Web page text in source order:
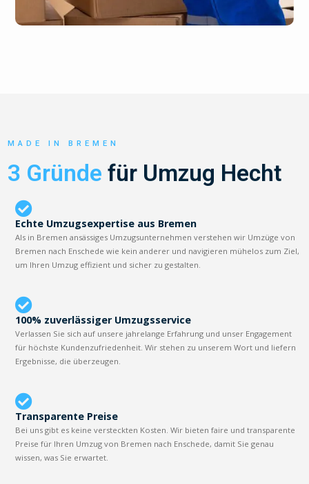
MADE IN BREMEN
3 Gründe für Umzug Hecht
Echte Umzugsexpertise aus Bremen
Als in Bremen ansässiges Umzugsunternehmen verstehen wir Umzüge von
Bremen nach Enschede wie kein anderer und navigieren mühelos zum Ziel,
um Ihren Umzug effizient und sicher zu gestalten.
100% zuverlässiger Umzugsservice
Verlassen Sie sich auf unsere jahrelange Erfahrung und unser Engagement
für höchste Kundenzufriedenheit. Wir stehen zu unserem Wort und liefern
Ergebnisse, die überzeugen.
Transparente Preise
Bei uns gibt es keine versteckten Kosten. Wir bieten faire und transparente
Preise für Ihren Umzug von Bremen nach Enschede, damit Sie genau
wissen, was Sie erwartet.